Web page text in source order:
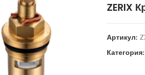
ZERIX
Артикул:
Категория: